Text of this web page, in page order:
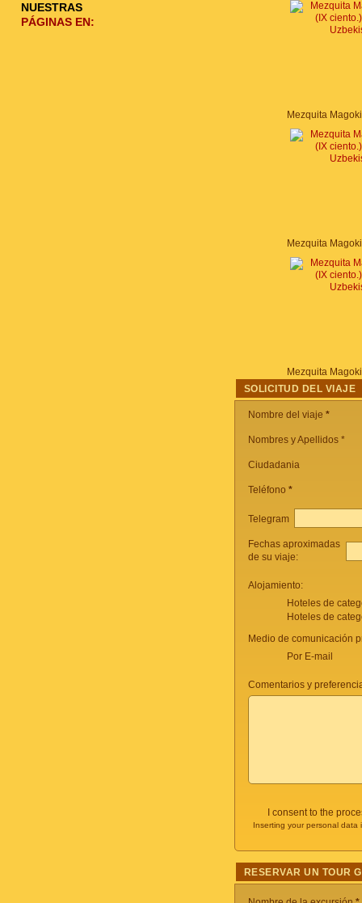
SOLICITUD DEL VIAJE
Nombre del viaje *
Nombres y Apellidos *
Ciudadania
Teléfono *
Telegram
Fechas aproximadas
de su viaje:
Alojamiento:
Hoteles de
Hoteles de
Medio de comunicación
Por E-mail
Comentarios y
I consent to the
Inserting your personal
RESERVAR UN TOUR
NUESTRAS
PÁGINAS EN: